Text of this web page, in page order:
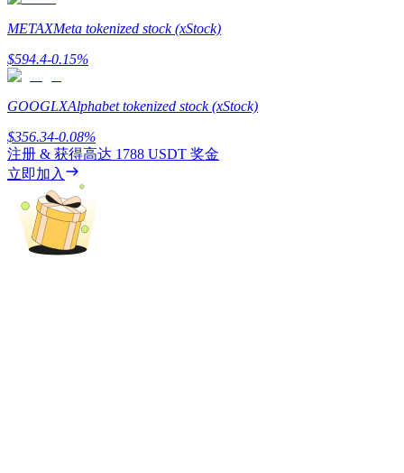
機槍池
一鍵質押鎖定高收益
Launchpool
METAXMeta tokenized stock (xStock)
$594.4-0.15%
GOOGLXAlphabet tokenized stock (xStock)
$356.34-0.08%
注册 & 获得高达 1788 USDT 奖金
立即加入